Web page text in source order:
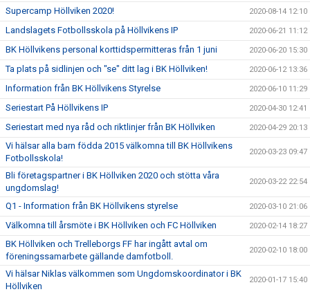
Supercamp Höllviken 2020! 2020-08-14 12:10
Landslagets Fotbollsskola på Höllvikens IP 2020-06-21 11:12
BK Höllvikens personal korttidspermitteras från 1 juni 2020-06-20 15:30
Ta plats på sidlinjen och "se" ditt lag i BK Höllviken! 2020-06-12 13:36
Information från BK Höllvikens Styrelse 2020-06-10 11:29
Seriestart På Höllvikens IP 2020-04-30 12:41
Seriestart med nya råd och riktlinjer från BK Höllviken 2020-04-29 20:13
Vi hälsar alla barn födda 2015 välkomna till BK Höllvikens
Fotbollsskola!
2020-03-23 09:47
Bli företagspartner i BK Höllviken 2020 och stötta våra
ungdomslag!
2020-03-22 22:54
Q1 - Information från BK Höllvikens styrelse 2020-03-10 21:06
Välkomna till årsmöte i BK Höllviken och FC Höllviken 2020-02-14 18:27
BK Höllviken och Trelleborgs FF har ingått avtal om
föreningssamarbete gällande damfotboll.
2020-02-10 18:00
Vi hälsar Niklas välkommen som Ungdomskoordinator i BK
Höllviken
2020-01-17 15:40